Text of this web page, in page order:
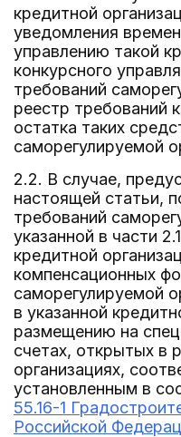
кредитной
уведомления
управлению такой
конкурсного
требований
реестр требований
остатка таких
саморегулируемой
2.2. В случае,
настоящей статьи,
требований
указанной в части
кредитной
компенсационных
саморегулируемой
в указанной
размещению на
счетах, открытых в
организациях,
установленным в
55.16-1
Российской